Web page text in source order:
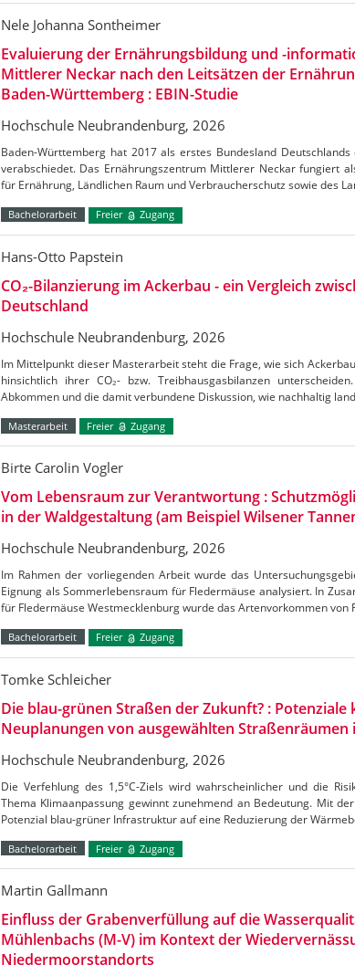
Nele Johanna Sontheimer
Evaluierung der Ernährungsbildung und -
Mittlerer Neckar nach den Leitsätzen der
Baden-Württemberg : EBIN-Studie
Hochschule Neubrandenburg, 2026
Baden-Württemberg hat 2017 als erstes Bundesland
verabschiedet. Das Ernährungszentrum Mittlerer Neckar fungiert
für Ernährung, Ländlichen Raum und Verbraucherschutz sowie des
Bachelorarbeit Freier Zugang
Hans-Otto Papstein
CO₂-Bilanzierung im Ackerbau - ein Vergleich
Deutschland
Hochschule Neubrandenburg, 2026
Im Mittelpunkt dieser Masterarbeit steht die Frage, wie sich
hinsichtlich ihrer CO₂- bzw. Treibhausgasbilanzen
Abkommen und die damit verbundene Diskussion, wie nachhaltig
Masterarbeit Freier Zugang
Birte Carolin Vogler
Vom Lebensraum zur Verantwortung :
in der Waldgestaltung (am Beispiel Wilsener
Hochschule Neubrandenburg, 2026
Im Rahmen der vorliegenden Arbeit wurde das
Eignung als Sommerlebensraum für Fledermäuse analysiert. In
für Fledermäuse Westmecklenburg wurde das Artenvorkommen
Bachelorarbeit Freier Zugang
Tomke Schleicher
Die blau-grünen Straßen der Zukunft? : Potenziale
Neuplanungen von ausgewählten Straßenräumen
Hochschule Neubrandenburg, 2026
Die Verfehlung des 1,5°C-Ziels wird wahrscheinlicher und die
Thema Klimaanpassung gewinnt zunehmend an Bedeutung. Mit
Potenzial blau-grüner Infrastruktur auf eine Reduzierung der
Bachelorarbeit Freier Zugang
Martin Gallmann
Einfluss der Grabenverfüllung auf die
Mühlenbachs (M-V) im Kontext der
Niedermoorstandorts